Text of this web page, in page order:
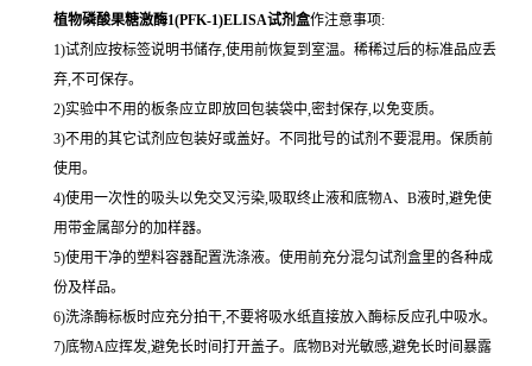
植物磷酸果糖激酶1(PFK-1)ELISA试剂盒作注意事项:
1)试剂应按标签说明书储存,使用前恢复到室温。稀稀过后的标准品应丢
弃,不可保存。
2)实验中不用的板条应立即放回包装袋中,密封保存,以免变质。
3)不用的其它试剂应包装好或盖好。不同批号的试剂不要混用。保质前
使用。
4)使用一次性的吸头以免交叉污染,吸取终止液和底物A、B液时,避免使
用带金属部分的加样器。
5)使用干净的塑料容器配置洗涤液。使用前充分混匀试剂盒里的各种成
份及样品。
6)洗涤酶标板时应充分拍干,不要将吸水纸直接放入酶标反应孔中吸水。
7)底物A应挥发,避免长时间打开盖子。底物B对光敏感,避免长时间暴露